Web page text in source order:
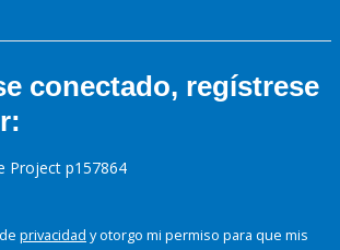
conectado, regístrese
Project p157864
privacidad y otorgo mi permiso para que mis